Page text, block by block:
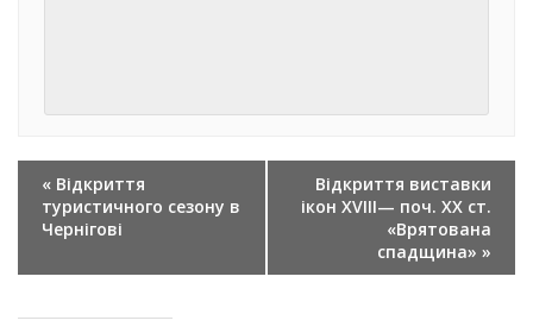
ПОДІЯ
NAVIGATION
« Відкриття
туристичного сезону в
Чернігові
Відкриття виставки
ікон XVIII— поч. ХХ ст.
«Врятована
спадщина» »